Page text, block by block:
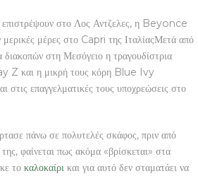
στο Λος Αντζελες, η Beyonce
μερικές μέρες στο Capri της ΙταλίαςΜετά από
διακοπών στη Μεσόγειο η τραγουδίστρια
Z και η μικρή τους κόρη Blue Ivy
στις επαγγελματικές τους υποχρεώσεις στο
πάνω σε πολυτελές σκάφος, πριν από
φαίνεται πως ακόμα «βρίσκεται» στα
το καλοκαίρι και για αυτό δεν σταματάει να